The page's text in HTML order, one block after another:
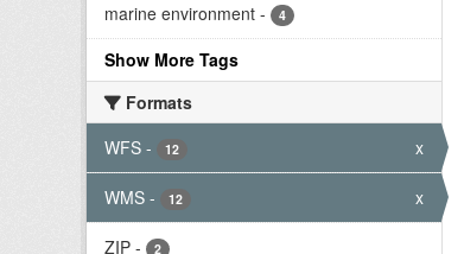
marine environment - 4
Show More Tags
Formats
WFS - 12 x
WMS - 12 x
ZIP - 2